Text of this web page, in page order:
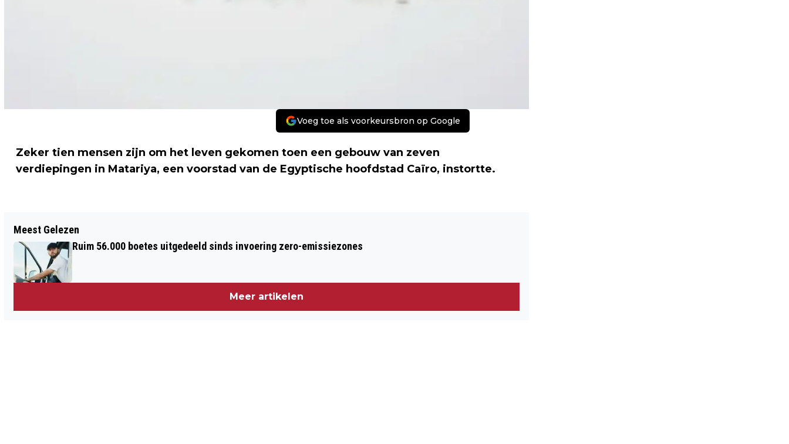
Voeg toe als voorkeursbron op Google
Zeker tien mensen zijn om het leven gekomen toen een gebouw van zeven
verdiepingen in Matariya, een voorstad van de Egyptische hoofdstad Caïro, instortte.
TIENTALLEN AJAX-FANS MET STOKKEN
EN BOKSBEUGELS OPGEPAKT
ZIJN DE NOMINATIES VOOR WOORD VAN
Meest Gelezen
Ruim 56.000 boetes uitgedeeld sinds invoering zero-emissiezones
Meer artikelen